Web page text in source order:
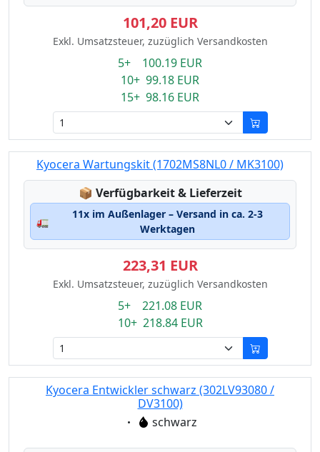
101,20 EUR
Exkl. Umsatzsteuer, zuzüglich Versandkosten
5+ 100.19 EUR
10+ 99.18 EUR
15+ 98.16 EUR
Kyocera Wartungskit (1702MS8NL0 / MK3100)
📦 Lagerstatus:
Verfügbarkeit & Lieferzeit
🚛
11x im Außenlager – Versand in ca. 2-3
Werktagen
223,31 EUR
Exkl. Umsatzsteuer, zuzüglich Versandkosten
5+ 221.08 EUR
10+ 218.84 EUR
Kyocera Entwickler schwarz (302LV93080 /
DV3100)
Eigenschaft:
schwarz